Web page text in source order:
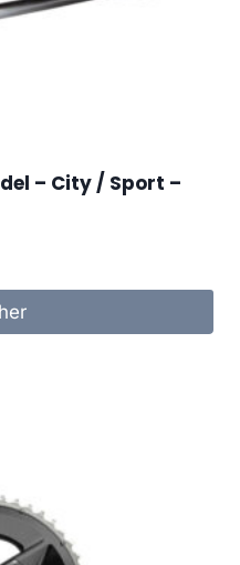
– City / Sport –